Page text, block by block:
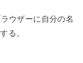
ウザーに自分の名
る。